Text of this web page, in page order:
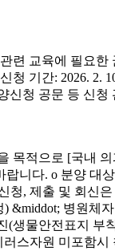
교육에 필요
기간: 2026. 2.
청 공문 등 신
목적으로 [국내
다. o 분양 대
, 제출 및 회신
병원체
생물안전표지
스자원 미포함